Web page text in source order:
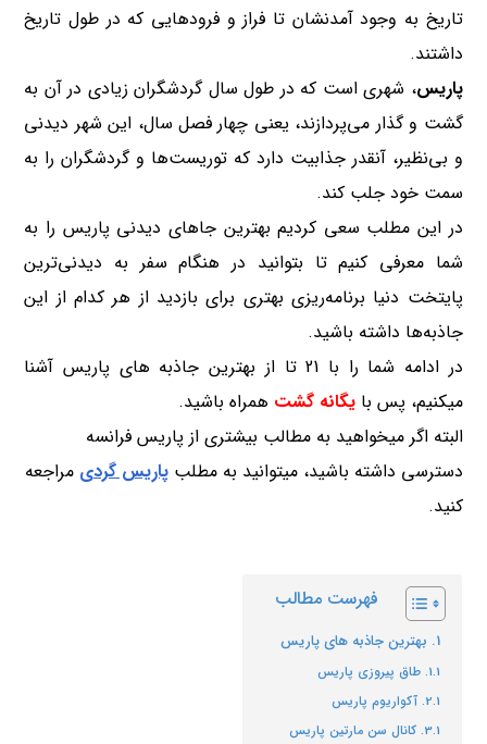
تاریخ به وجود آمدنشان تا فراز و فرود‌هایی که در طول تاریخ
داشتند.
پاریس، شهری است که در طول سال گردشگران زیادی در آن به
گشت و گذار می‌پردازند، یعنی چهار فصل سال، این شهر دیدنی
و بی‌نظیر، آنقدر جذابیت دارد که توریست‌ها و گردشگران را به
سمت خود جلب کند.
در این مطلب سعی کردیم بهترین جاهای دیدنی پاریس را به
شما معرفی کنیم تا بتوانید در هنگام سفر به دیدنی‌ترین
پایتخت دنیا برنامه‌ریزی بهتری برای بازدید از هر کدام از این
جاذبه‌ها داشته باشید.
در ادامه شما را با 21 تا از بهترین جاذبه‌ های پاریس آشنا
میکنیم، پس بایگانه گشت همراه باشید.
البته اگر میخواهید به مطالب بیشتری از پاریس فرانسه
دسترسی داشته باشید، میتوانید به مطلبپاریس گردی مراجعه
کنید.
فهرست مطالب
بهترین جاذبه های پاریس
طاق پیروزی پاریس
آکواریوم پاریس
کانال سن مارتین پاریس